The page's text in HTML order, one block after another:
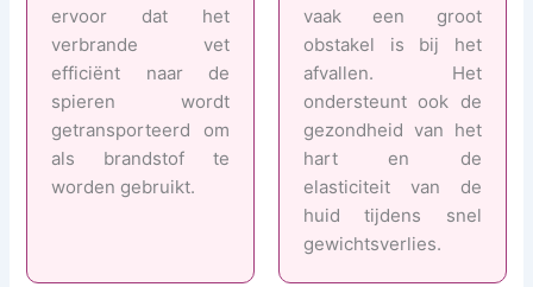
ervoor dat het
verbrande vet
efficiënt naar de
spieren wordt
getransporteerd om
als brandstof te
worden gebruikt.
vaak een groot
obstakel is bij het
afvallen. Het
ondersteunt ook de
gezondheid van het
hart en de
elasticiteit van de
huid tijdens snel
gewichtsverlies.